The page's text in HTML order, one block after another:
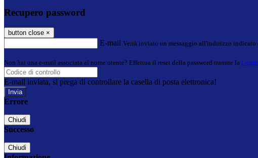
Recupero password
button close ×
E-mail Verrà inviato un messaggio all'indirizzo indicato
Non hai una e-mail associata al nome utente? Effettua il reset della password tramite la
E-mail inviata, si prega di controllare la casella di posta elettronica!
Errore
Chiudi
Successo
Chiudi